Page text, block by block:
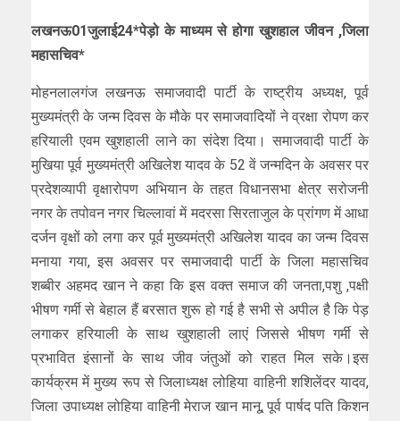
लखनऊ01जुलाई24*पेड़ो के माध्यम से होगा खुशहाल जीवन ,जिला
महासचिव*
मोहनलालगंज लखनऊ समाजवादी पार्टी के राष्ट्रीय अध्यक्ष, पूर्व
मुख्यमंत्री के जन्म दिवस के मौके पर समाजवादियों ने व्रक्षा रोपण कर
हरियाली एवम खुशहाली लाने का संदेश दिया। समाजवादी पार्टी के
मुखिया पूर्व मुख्यमंत्री अखिलेश यादव के 52 वें जन्मदिन के अवसर पर
प्रदेशव्यापी वृक्षारोपण अभियान के तहत विधानसभा क्षेत्र सरोजनी
नगर के तपोवन नगर चिल्लावां में मदरसा सिरताजुल के प्रांगण में आधा
दर्जन वृक्षों को लगा कर पूर्व मुख्यमंत्री अखिलेश यादव का जन्म दिवस
मनाया गया, इस अवसर पर समाजवादी पार्टी के जिला महासचिव
शब्बीर अहमद खान ने कहा कि इस वक्त समाज की जनता,पशु ,पक्षी
भीषण गर्मी से बेहाल हैं बरसात शुरू हो गई है सभी से अपील है कि पेड़
लगाकर हरियाली के साथ खुशहाली लाएं जिससे भीषण गर्मी से
प्रभावित इंसानों के साथ जीव जंतुओं को राहत मिल सके।इस
कार्यक्रम में मुख्य रूप से जिलाध्यक्ष लोहिया वाहिनी शशिलेंदर यादव,
जिला उपाध्यक्ष लोहिया वाहिनी मेराज खान मानू, पूर्व पार्षद पति किशन